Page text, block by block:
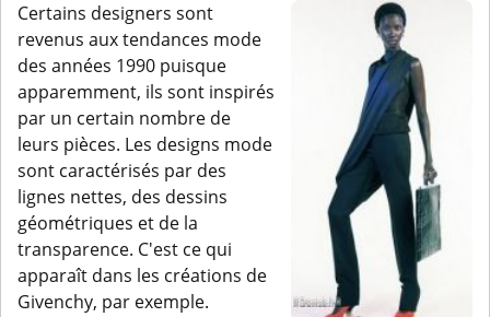
Certains designers sont
revenus aux tendances mode
des années 1990 puisque
apparemment, ils sont inspirés
par un certain nombre de
leurs pièces. Les designs mode
sont caractérisés par des
lignes nettes, des dessins
géométriques et de la
transparence. C'est ce qui
apparaît dans les créations de
Givenchy, par exemple.